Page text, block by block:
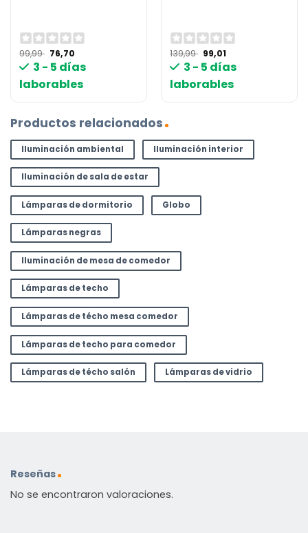
99,99 El
precio
original
era:
99,99 €.
76,70
actual
76,70 €.
3 - 5 días
laborables
139,99 El
precio
original
era:
139,99 €.
99,01
actual
99,01 €.
3 - 5 días
laborables
Productos relacionados
Iluminación ambiental Iluminación interior
Iluminación de sala de estar
Lámparas de dormitorio Globo
Lámparas negras
Iluminación de mesa de comedor
Lámparas de techo
Lámparas de técho mesa comedor
Lámparas de techo para comedor
Lámparas de técho salón Lámparas de vidrio
Reseñas
No se encontraron valoraciones.